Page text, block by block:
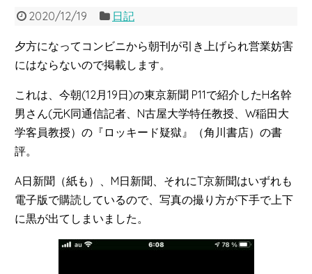
2020/12/19 日記
夕方になってコンビニから朝刊が引き上げられ営業妨害
にはならないので掲載します。
これは、今朝(12月19日)の東京新聞 P11で紹介したH名幹
男さん(元K同通信記者、N古屋大学特任教授、W稲田大
学客員教授）の『ロッキード疑獄』（角川書店）の書
評。
A日新聞（紙も）、M日新聞、それにT京新聞はいずれも
電子版で購読しているので、写真の撮り方が下手で上下
に黒が出てしまいました。